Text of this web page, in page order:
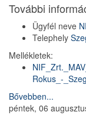
További
Ügyfél neve
Telephely
Mellékletek:
Rokus_-
Bővebben...
péntek, 06